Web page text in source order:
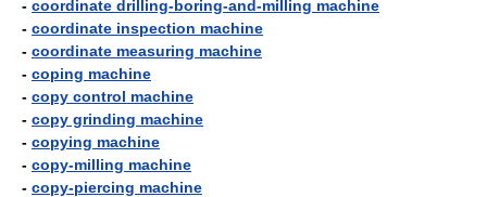
- coordinate drilling-boring-and-milling machine
- coordinate inspection machine
- coordinate measuring machine
- coping machine
- copy control machine
- copy grinding machine
- copying machine
- copy-milling machine
- copy-piercing machine